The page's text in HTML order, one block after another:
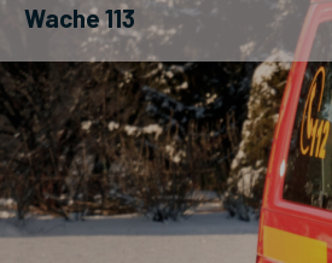
Wache 113